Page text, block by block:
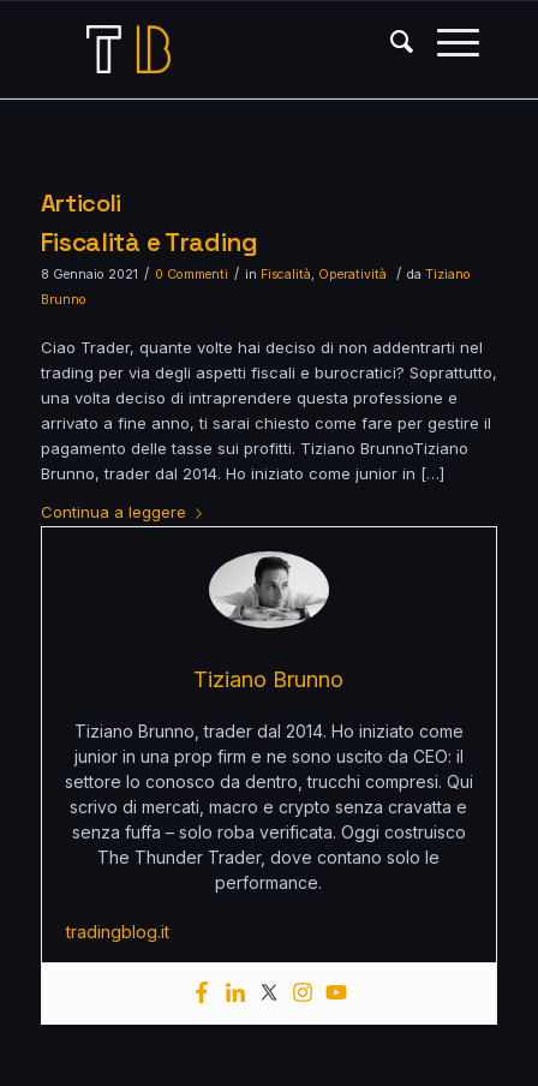
Articoli
Fiscalità e Trading
8 Gennaio 2021 / 0 Commenti / in Fiscalità, Operatività / da Tiziano
Brunno
Ciao Trader, quante volte hai deciso di non addentrarti nel
trading per via degli aspetti fiscali e burocratici? Soprattutto,
una volta deciso di intraprendere questa professione e
arrivato a fine anno, ti sarai chiesto come fare per gestire il
pagamento delle tasse sui profitti. Tiziano BrunnoTiziano
Brunno, trader dal 2014. Ho iniziato come junior in […]
Continua a leggere
Tiziano Brunno
Tiziano Brunno, trader dal 2014. Ho iniziato come
junior in una prop firm e ne sono uscito da CEO: il
settore lo conosco da dentro, trucchi compresi. Qui
scrivo di mercati, macro e crypto senza cravatta e
senza fuffa – solo roba verificata. Oggi costruisco
The Thunder Trader, dove contano solo le
performance.
tradingblog.it